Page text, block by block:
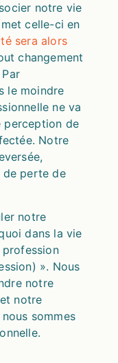
notre vie
celle-ci en
sera alors
changement
le moindre
ne va
perception de
Notre
de perte de
notre
dans la vie
profession
». Nous
notre
notre
sommes